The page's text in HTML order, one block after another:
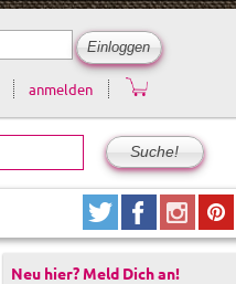
anmelden
Neu hier? Meld Dich an!